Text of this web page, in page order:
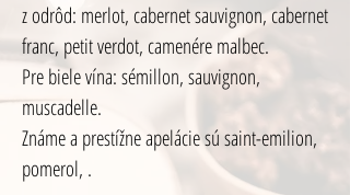
z odrôd: merlot, cabernet sauvignon, cabernet
franc, petit verdot, camenére malbec.
Pre biele vína: sémillon, sauvignon,
muscadelle.
Známe a prestížne apelácie sú saint-emilion,
pomerol, .